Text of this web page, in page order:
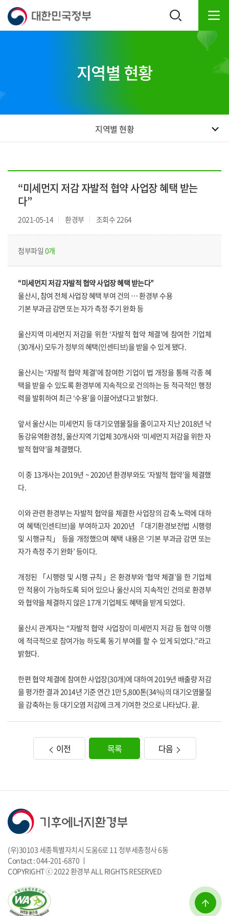
기
기
지역별 현황
지역별 현황
“미세먼지 저감 자발적 협약 사업장 혜택 받는
다”
2021-05-14 환경부 조회수 2264
첨부파일 0개
“미세먼지 저감 자발적 협약 사업장 혜택 받는다”
울산시, 참여 전체 사업장 혜택 부여 건의 … 환경부 수용
기본 부과금 감면 또는 자가 측정 주기 완화 등
울산지역 미세먼지 저감을 위한 ‘자발적 협약 체결’에 참여한 기업체
(30개사) 모두가 정부의 혜택(인센티브)을 받을 수 있게 됐다.
울산시는 ‘자발적 협약 체결’에 참여한 기업이 법 개정을 통해 각종 혜
택을 받을 수 있도록 환경부에 지속적으로 건의하는 등 적극적인 행정
력을 발휘하여 최근 ‘수용’을 이끌어냈다고 밝혔다.
앞서 울산시는 미세먼지 등 대기오염물질을 줄이고자 지난 2018년 낙
동강유역환경청, 울산지역 기업체 30개사와 ‘미세먼지 저감을 위한 자
발적 협약’을 체결했다.
이 중 13개사는 2019년 ~ 2020년 환경부와도 ‘자발적 협약’을 체결했
다.
이와 관련 환경부는 자발적 협약을 체결한 사업장의 감축 노력에 대하
여 혜택(인센티브)을 부여하고자 2020년 「대기환경보전법 시행령
및 시행규칙」 등을 개정했으며 혜택 내용은 ‘기본 부과금 감면 또는
자가 측정 주기 완화’ 등이다.
개정된 「시행령 및 시행 규칙」은 환경부와 ‘협약 체결’을 한 기업체
만 적용이 가능하도록 되어 있으나 울산시의 지속적인 건의로 환경부
와 협약을 체결하지 않은 17개 기업체도 혜택을 받게 되었다.
울산시 관계자는 “자발적 협약 사업장이 미세먼지 저감 등 협약 이행
에 적극적으로 참여가능 하도록 동기 부여를 할 수 있게 되었다.”라고
밝혔다.
한편 협약 체결에 참여한 사업장(30개)에 대하여 2019년 배출량 저감
을 평가한 결과 2014년 기준 연간 1만 5,800톤(34%)의 대기오염물질
을 감축하는 등 대기오염 저감에 크게 기여한 것으로 나타났다. 끝.
이전 목록 다음
(우)30103 세종특별자치시 도움6로 11 정부세종청사 6동
Contact : 044-201-6870 ㅣ
COPYRIGHT ⓒ 2022 환경부 ALL RIGHTS RESERVED